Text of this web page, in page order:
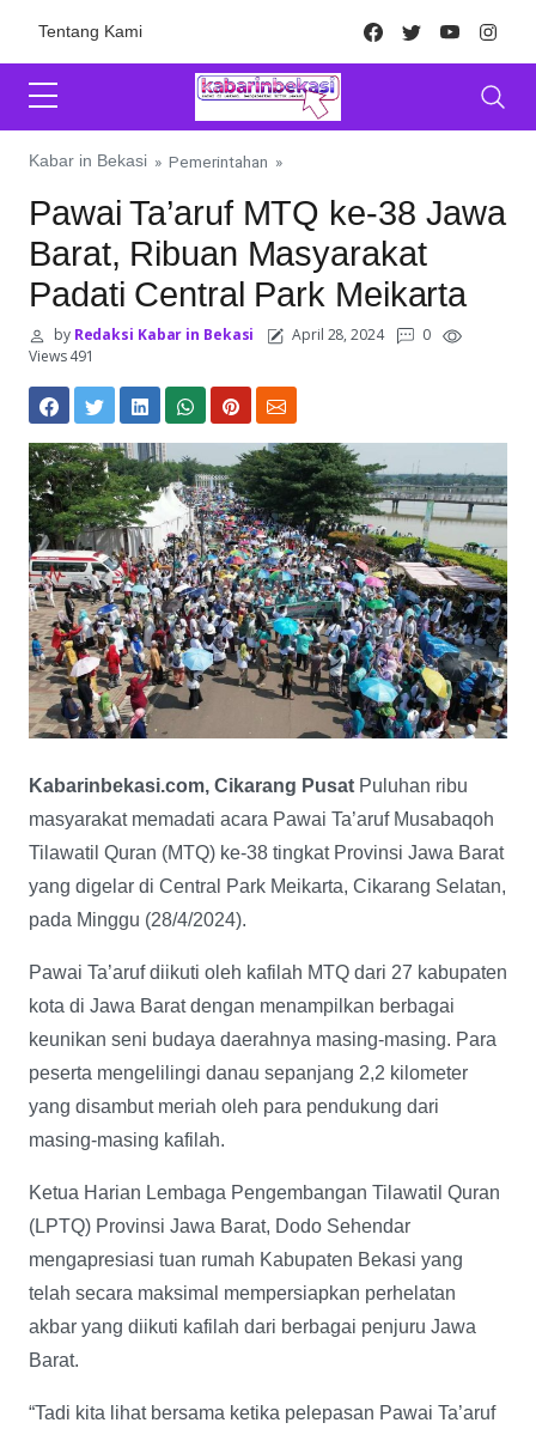
Tentang Kami Facebook
TwitterYoutube
Kabar in Bekasi » Pemerintahan »
Pawai Ta’aruf MTQ ke-38 Jawa
Barat, Ribuan Masyarakat
Padati Central Park Meikarta
byRedaksi Kabar in Bekasi April 28, 2024
0
Views 491
Kabarinbekasi.com, Cikarang Pusat Puluhan ribu
masyarakat memadati acara Pawai Ta’aruf Musabaqoh
Tilawatil Quran (MTQ) ke-38 tingkat Provinsi Jawa Barat
yang digelar di Central Park Meikarta, Cikarang Selatan,
pada Minggu (28/4/2024).
Pawai Ta’aruf diikuti oleh kafilah MTQ dari 27 kabupaten
kota di Jawa Barat dengan menampilkan berbagai
keunikan seni budaya daerahnya masing-masing. Para
peserta mengelilingi danau sepanjang 2,2 kilometer
yang disambut meriah oleh para pendukung dari
masing-masing kafilah.
Ketua Harian Lembaga Pengembangan Tilawatil Quran
(LPTQ) Provinsi Jawa Barat, Dodo Sehendar
mengapresiasi tuan rumah Kabupaten Bekasi yang
telah secara maksimal mempersiapkan perhelatan
akbar yang diikuti kafilah dari berbagai penjuru Jawa
Barat.
“Tadi kita lihat bersama ketika pelepasan Pawai Ta’aruf